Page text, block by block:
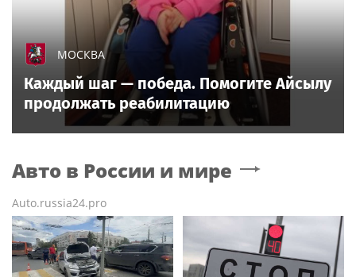
МОСКВА
Каждый шаг — победа. Помогите Айсылу
продолжать реабилитацию
Авто в России и мире
Auto.russia24.pro